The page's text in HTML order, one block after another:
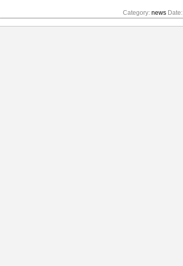
Category: news Date: